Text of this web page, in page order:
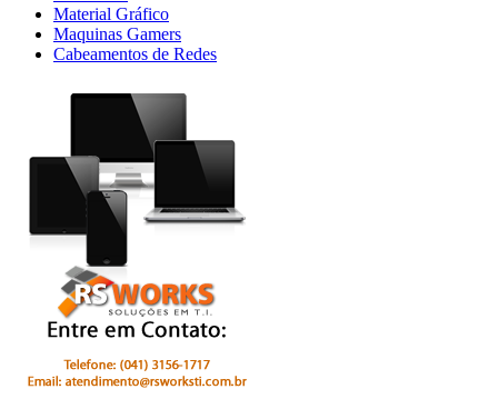
Material Gráfico
Maquinas Gamers
Cabeamentos de Redes